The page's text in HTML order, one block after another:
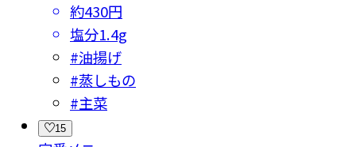
約430円
塩分1.4g
#油揚げ
#蒸しもの
#主菜
15